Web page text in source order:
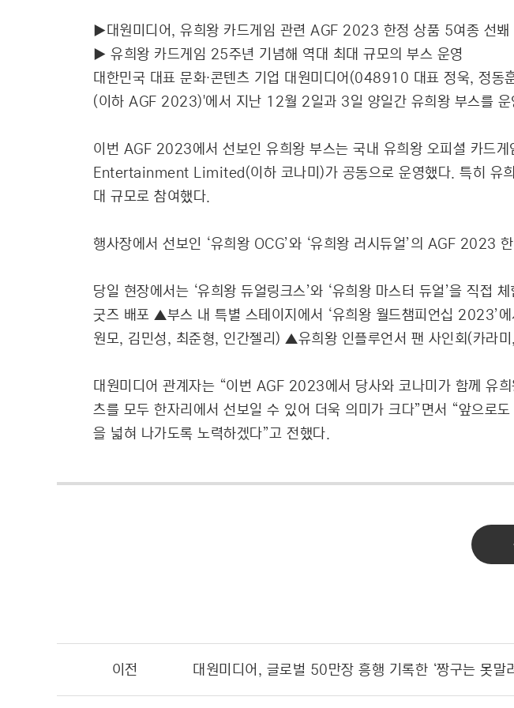
▶대원미디어, 유희왕 카드게임 관련 AGF 2023 한정 상품 5여종 선봬
▶ 유희왕 카드게임 25주년 기념해 역대 최대 규모의 부스 운영
대한민국 대표 문화∙콘텐츠 기업 대원미디어(048910 대표 정욱,
(이하 AGF 2023)'에서 지난 12월 2일과 3일 양일간 유희왕 부스를 운
이번 AGF 2023에서 선보인 유희왕 부스는 국내 유희왕 오피셜 카드
Entertainment Limited(이하 코나미)가 공동으로 운영했다. 특히 유
대 규모로 참여했다.
행사장에서 선보인 ‘유희왕 OCG’와 ‘유희왕 러시듀얼’의 AGF 2023
당일 현장에서는 ‘유희왕 듀얼링크스’와 ‘유희왕 마스터 듀얼’을 직
굿즈 배포 ▲부스 내 특별 스테이지에서 ‘유희왕 월드챔피언십 2023’
원모, 김민성, 최준형, 인간젤리) ▲유희왕 인플루언서 팬 사인회(카라
대원미디어 관계자는 “이번 AGF 2023에서 당사와 코나미가 함께 유
츠를 모두 한자리에서 선보일 수 있어 더욱 의미가 크다”면서 “앞으로
을 넓혀 나가도록 노력하겠다”고 전했다.
이전